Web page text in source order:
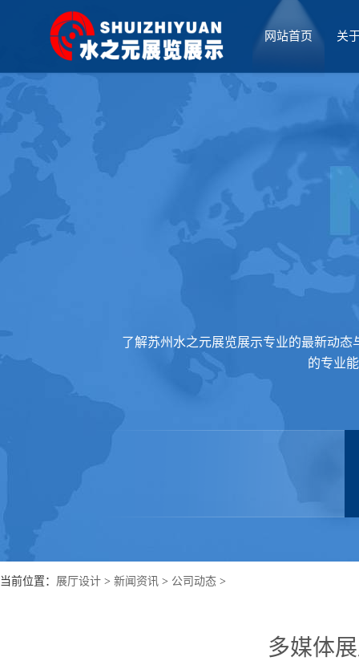
网站首页 关
了解苏州水之元展览展示专业的最新动
的专业
当前位置： 展厅设计 > 新闻资讯 > 公司动态 >
多媒体